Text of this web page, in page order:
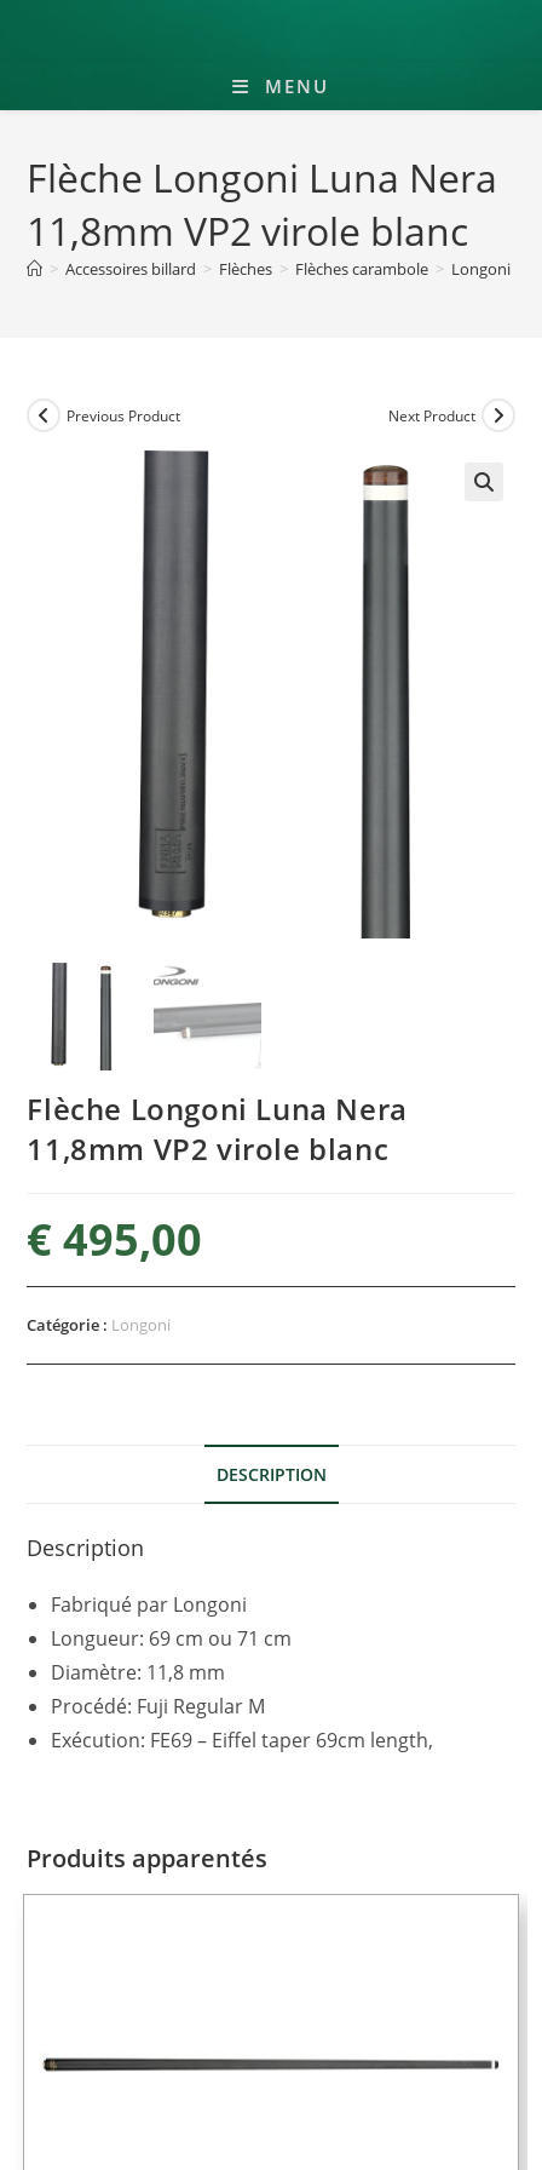
MENU
Flèche Longoni Luna Nera
11,8mm VP2 virole blanc
> Accessoires billard > Flèches > Flèches carambole > Longoni
Previous Product Next Product
Flèche Longoni Luna Nera
11,8mm VP2 virole blanc
€495,00
Catégorie : Longoni
DESCRIPTION
Description
Fabriqué par Longoni
Longueur: 69 cm ou 71 cm
Diamètre: 11,8 mm
Procédé: Fuji Regular M
Exécution: FE69 – Eiffel taper 69cm length,
Produits apparentés